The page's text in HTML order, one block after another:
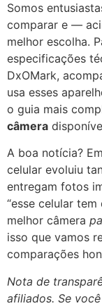
Somos
comparar e —
melhor escolha.
especificações
DxOMark,
usa esses
o guia mais
câmera
A boa notícia?
celular evoluiu
entregam fotos
“esse celular
melhor câmera
isso que vamos
comparações
Nota de
afiliados. Se